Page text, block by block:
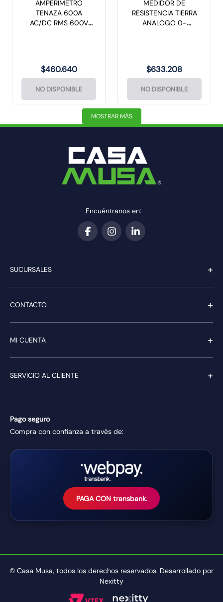
AMPERIMETRO
TENAZA 600A
AC/DC RMS 600V
$460.640
NO DISPONIBLE
MEDIDOR DE
RESISTENCIA TIERRA
ANALOGO 0-
$633.208
NO DISPONIBLE
MOSTRAR MÁS
Encuéntranos en:
SUCURSALES +
CONTACTO +
MI CUENTA +
SERVICIO AL CLIENTE +
Pago seguro
Compra con confianza a través de:
PAGA CON transbank.
© Casa Musa, todos los derechos reservados. Desarrollado por
Nexitty